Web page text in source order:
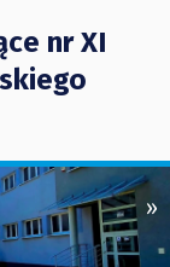
nr XI
»